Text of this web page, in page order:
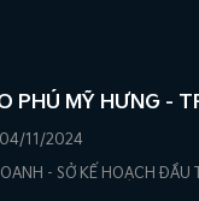
PHÚ MỸ HƯNG -
04/11/2024
- SỞ KẾ HOẠCH ĐẦU